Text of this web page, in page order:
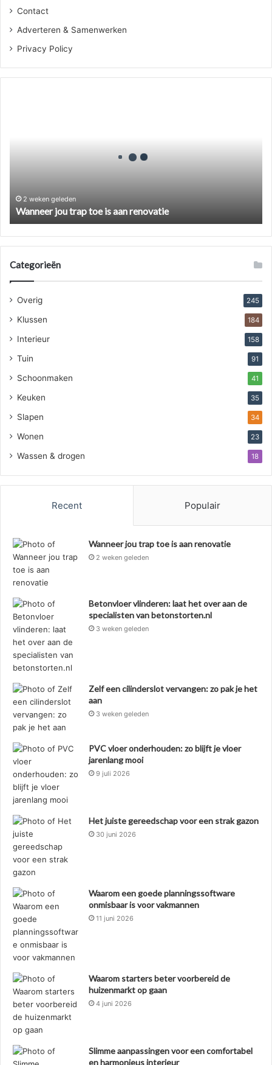
Contact
Adverteren & Samenwerken
Privacy Policy
2 weken geleden
Wanneer jou trap toe is aan renovatie
Categorieën
Overig 245
Klussen 184
Interieur 158
Tuin 91
Schoonmaken 41
Keuken 35
Slapen 34
Wonen 23
Wassen & drogen 18
Recent Populair
Wanneer jou trap toe is aan renovatie
2 weken geleden
Betonvloer vlinderen: laat het over aan de
specialisten van betonstorten.nl
3 weken geleden
Zelf een cilinderslot vervangen: zo pak je het
aan
3 weken geleden
PVC vloer onderhouden: zo blijft je vloer
jarenlang mooi
9 juli 2026
Het juiste gereedschap voor een strak gazon
30 juni 2026
Waarom een goede planningssoftware
onmisbaar is voor vakmannen
11 juni 2026
Waarom starters beter voorbereid de
huizenmarkt op gaan
4 juni 2026
Slimme aanpassingen voor een comfortabel
en harmonieus interieur